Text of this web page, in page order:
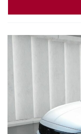
Vedi dettagli